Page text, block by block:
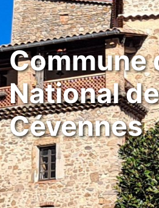
Commune
National
Cévennes